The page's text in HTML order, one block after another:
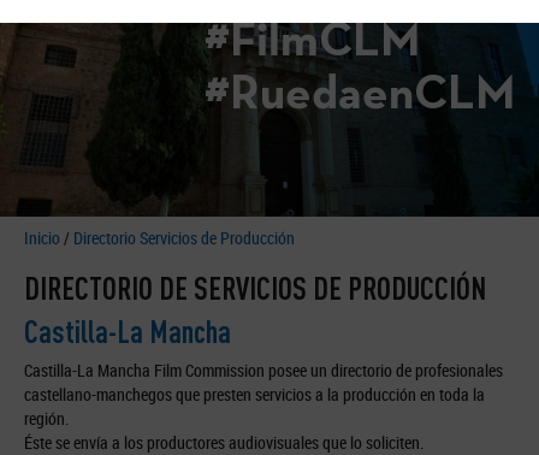
#FilmCLM
#RuedaenCLM
Inicio / Directorio Servicios de Producción
DIRECTORIO DE SERVICIOS DE PRODUCCIÓN
Castilla-La Mancha
Castilla-La Mancha Film Commission posee un directorio de profesionales
castellano-manchegos que presten servicios a la producción en toda la
región.
Éste se envía a los productores audiovisuales que lo soliciten.